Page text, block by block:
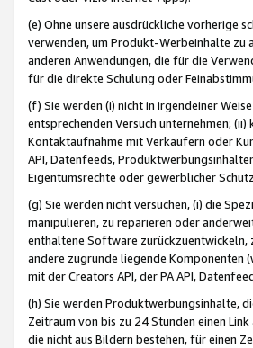
(e) Ohne unsere ausdrückliche vorherige
verwenden, um Produkt-Werbeinhalte zu
anderen Anwendungen, die für die
für die direkte Schulung oder
(f) Sie werden (i) nicht in irgendeiner
entsprechenden Versuch unternehmen;
Kontaktaufnahme mit Verkäufern oder
API, Datenfeeds,
Eigentumsrechte oder gewerblicher
(g) Sie werden nicht versuchen, (i) die
manipulieren, zu reparieren oder
enthaltene Software zurückzuentwickeln,
andere zugrunde liegende Komponenten
mit der Creators API, der PA API,
(h) Sie werden Produktwerbungsinhalte,
Zeitraum von bis zu 24 Stunden einen
die nicht aus Bildern bestehen, für einen